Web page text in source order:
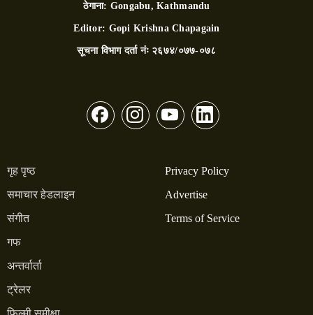
ठेगाना: Gongabu, Kathmandu
Editor: Gopi Krishna Chapagain
सूचना विभाग दर्ता नंः २६७४/०७७-०७८
गृह पृष्ठ
समाचार हेडलाइन
संगीत
गफ
अन्तर्वार्ता
ट्रेलर
Privacy Policy
Advertise
Terms of Service